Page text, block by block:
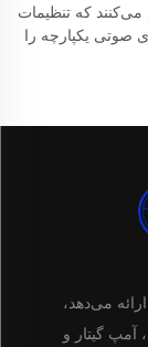
می‌کنند که تنظیمات
صوتی یکپارچه را
تکنولوژی Aa1 محصولات صوتی پremium ارائه می‌دهد،
گیتار و